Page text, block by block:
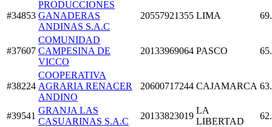
#34853
PRODUCCIONES
GANADERAS
ANDINAS S.A.C
20557921355 LIMA
#37607
COMUNIDAD
CAMPESINA DE
VICCO
20133969064 PASCO
#38224
COOPERATIVA
AGRARIA RENACER
ANDINO
20600717244 CAJAMARCA
#39541
GRANJA LAS
CASUARINAS S.A.C
20133823019
LA
LIBERTAD